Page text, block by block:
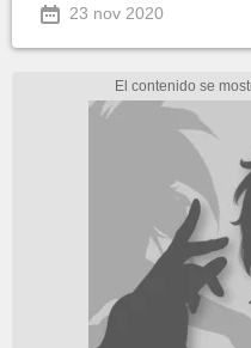
23 nov 2020